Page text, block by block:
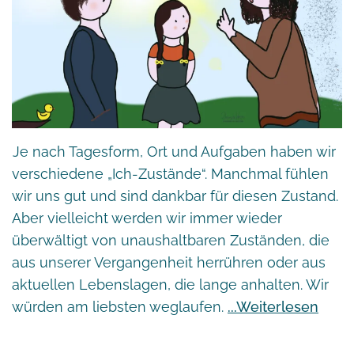
Je nach Tagesform, Ort und Aufgaben haben wir
verschiedene „Ich-Zustände“. Manchmal fühlen
wir uns gut und sind dankbar für diesen Zustand.
Aber vielleicht werden wir immer wieder
überwältigt von unaushaltbaren Zuständen, die
aus unserer Vergangenheit herrühren oder aus
aktuellen Lebenslagen, die lange anhalten. Wir
würden am liebsten weglaufen.
Weiterlesen